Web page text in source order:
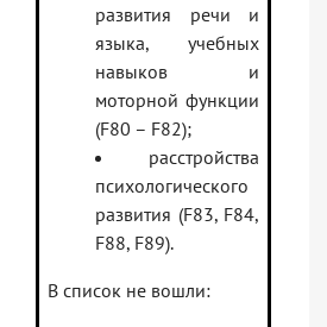
развития речи и
языка, учебных
навыков и
моторной функции
(F80 – F82);
расстройства
психологического
развития (F83, F84,
F88, F89).
В список не вошли: